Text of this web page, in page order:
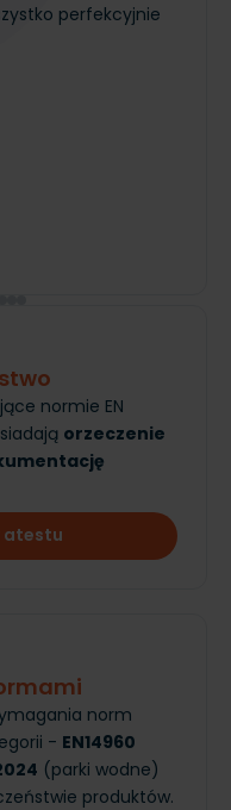
perfekcyjnie
normie EN
orzeczenie
atestu
norm
- EN14960
(parki wodne)
produktów.